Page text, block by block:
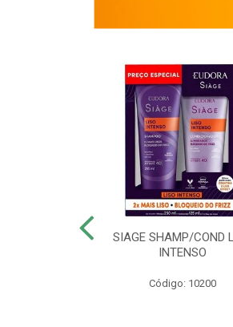
SIAGE SHAMP/COND
INTENSO
Código: 10200